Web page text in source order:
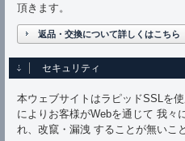
頂きます。
返品・交換について詳しくはこちら
セキュリティ
本ウェブサイトはラピッドSSLを
によりお客様がWebを通じて 我々
れ、改竄・漏洩 することが無いこ